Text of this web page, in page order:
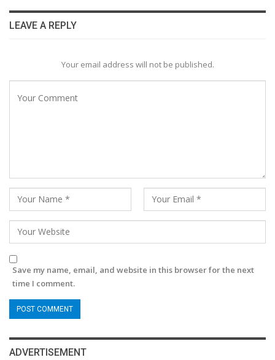
LEAVE A REPLY
Your email address will not be published.
Save my name, email, and website in this browser for the next
time I comment.
ADVERTISEMENT